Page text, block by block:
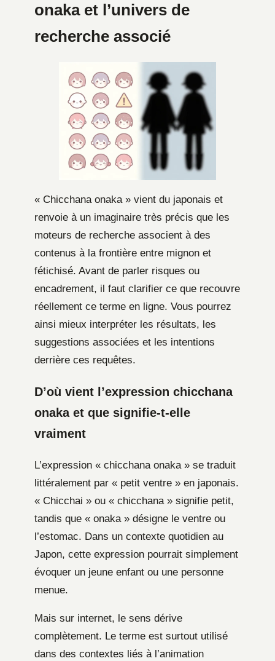
onaka et l’univers de
recherche associé
« Chicchana onaka » vient du japonais et
renvoie à un imaginaire très précis que les
moteurs de recherche associent à des
contenus à la frontière entre mignon et
fétichisé. Avant de parler risques ou
encadrement, il faut clarifier ce que recouvre
réellement ce terme en ligne. Vous pourrez
ainsi mieux interpréter les résultats, les
suggestions associées et les intentions
derrière ces requêtes.
D’où vient l’expression chicchana
onaka et que signifie-t-elle
vraiment
L’expression « chicchana onaka » se traduit
littéralement par « petit ventre » en japonais.
« Chicchai » ou « chicchana » signifie petit,
tandis que « onaka » désigne le ventre ou
l’estomac. Dans un contexte quotidien au
Japon, cette expression pourrait simplement
évoquer un jeune enfant ou une personne
menue.
Mais sur internet, le sens dérive
complètement. Le terme est surtout utilisé
dans des contextes liés à l’animation